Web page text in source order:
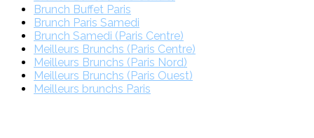
Brunch Buffet Paris
Brunch Paris Samedi
Brunch Samedi (Paris Centre)
Meilleurs Brunchs (Paris Centre)
Meilleurs Brunchs (Paris Nord)
Meilleurs Brunchs (Paris Ouest)
Meilleurs brunchs Paris